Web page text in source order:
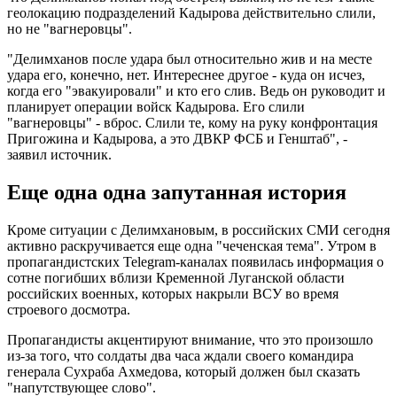
геолокацию подразделений Кадырова действительно слили,
но не "вагнеровцы".
"Делимханов после удара был относительно жив и на месте
удара его, конечно, нет. Интереснее другое - куда он исчез,
когда его "эвакуировали" и кто его слив. Ведь он руководит и
планирует операции войск Кадырова. Его слили
"вагнеровцы" - вброс. Слили те, кому на руку конфронтация
Пригожина и Кадырова, а это ДВКР ФСБ и Генштаб", -
заявил источник.
Еще одна одна запутанная история
Кроме ситуации с Делимхановым, в российских СМИ сегодня
активно раскручивается еще одна "чеченская тема". Утром в
пропагандистских Telegram-каналах появилась информация о
сотне погибших вблизи Кременной Луганской области
российских военных, которых накрыли ВСУ во время
строевого досмотра.
Пропагандисты акцентируют внимание, что это произошло
из-за того, что солдаты два часа ждали своего командира
генерала Сухраба Ахмедова, который должен был сказать
"напутствующее слово".